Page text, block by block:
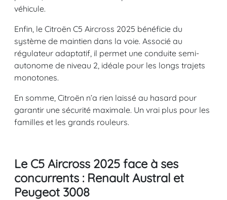
véhicule.
Enfin, le Citroën C5 Aircross 2025 bénéficie du
système de maintien dans la voie. Associé au
régulateur adaptatif, il permet une conduite semi-
autonome de niveau 2, idéale pour les longs trajets
monotones.
En somme, Citroën n’a rien laissé au hasard pour
garantir une sécurité maximale. Un vrai plus pour les
familles et les grands rouleurs.
Le C5 Aircross 2025 face à ses
concurrents : Renault Austral et
Peugeot 3008